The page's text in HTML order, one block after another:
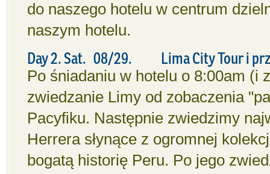
do naszego hotelu w centrum
naszym hotelu.
Day 2. Sat. 08/29. Lima City Tour i
Po śniadaniu w hotelu o 8:00am (i
zwiedzanie Limy od zobaczenia
Pacyfiku. Następnie zwiedzimy
Herrera słynące z ogromnej
bogatą historię Peru. Po jego